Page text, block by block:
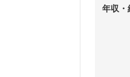
年収・